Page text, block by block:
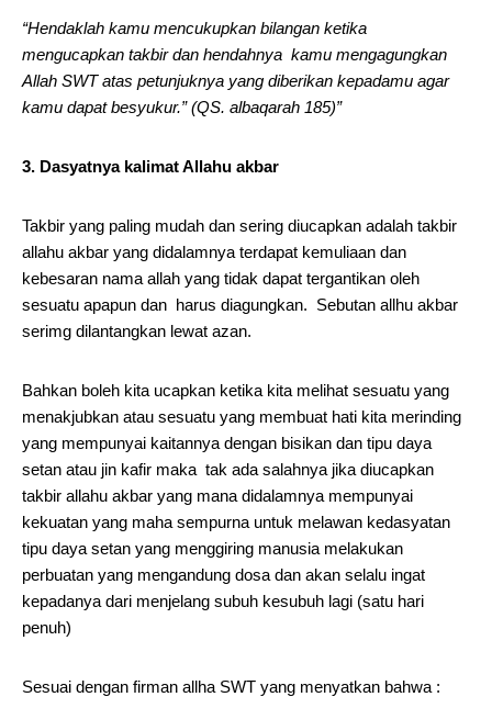
“Hendaklah kamu mencukupkan bilangan ketika
mengucapkan takbir dan hendahnya kamu mengagungkan
Allah SWT atas petunjuknya yang diberikan kepadamu agar
kamu dapat besyukur.” (QS. albaqarah 185)”
3. Dasyatnya kalimat Allahu akbar
Takbir yang paling mudah dan sering diucapkan adalah takbir
allahu akbar yang didalamnya terdapat kemuliaan dan
kebesaran nama allah yang tidak dapat tergantikan oleh
sesuatu apapun dan harus diagungkan. Sebutan allhu akbar
serimg dilantangkan lewat azan.
Bahkan boleh kita ucapkan ketika kita melihat sesuatu yang
menakjubkan atau sesuatu yang membuat hati kita merinding
yang mempunyai kaitannya dengan bisikan dan tipu daya
setan atau jin kafir maka tak ada salahnya jika diucapkan
takbir allahu akbar yang mana didalamnya mempunyai
kekuatan yang maha sempurna untuk melawan kedasyatan
tipu daya setan yang menggiring manusia melakukan
perbuatan yang mengandung dosa dan akan selalu ingat
kepadanya dari menjelang subuh kesubuh lagi (satu hari
penuh)
Sesuai dengan firman allha SWT yang menyatkan bahwa :